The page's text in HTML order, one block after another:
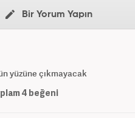
Bir Yorum Yapın
yüzüne çıkmayacak
4 beğeni